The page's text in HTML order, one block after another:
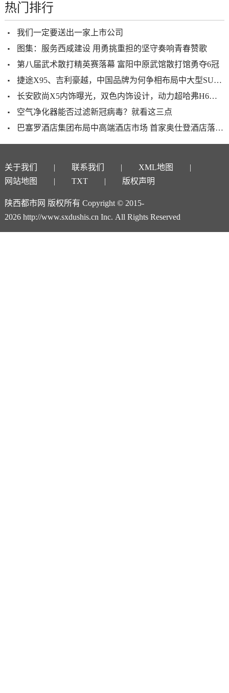
热门排行
我们一定要送出一家上市公司
图集：服务西咸建设 用勇挑重担的坚守奏响青春赞歌
第八届武术散打精英赛落幕 富阳中原武馆散打馆勇夺6冠
捷途X95、吉利豪越，中国品牌为何争相布局中大型SUV市场
长安欧尚X5内饰曝光，双色内饰设计，动力超哈弗H6，11月就能买
空气净化器能否过滤新冠病毒？就看这三点
巴塞罗酒店集团布局中高端酒店市场 首家奥仕登酒店落户西安
关于我们 联系我们
XML地图
网站地图
TXT 版权声明
陕西都市网 版权所有 Copyright © 2015-
2026 http://www.sxdushis.cn Inc. All Rights Reserved